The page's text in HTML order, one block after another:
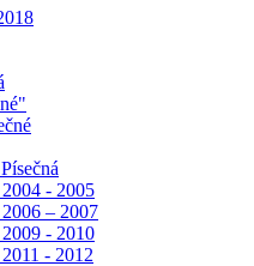
- 2005
– 2007
- 2010
- 2012